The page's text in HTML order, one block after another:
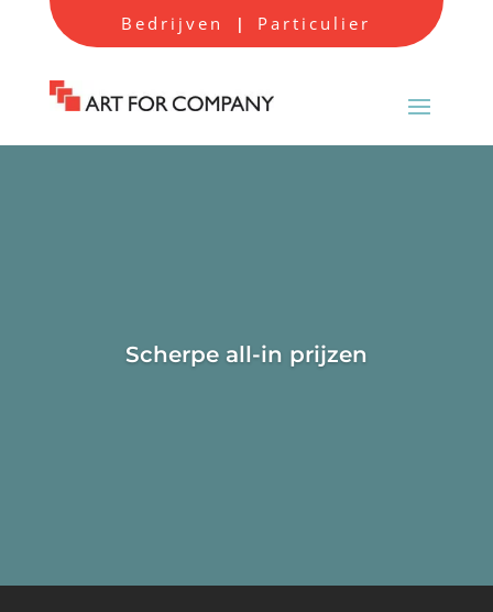
Bedrijven | Particulier
Scherpe all-in prijzen